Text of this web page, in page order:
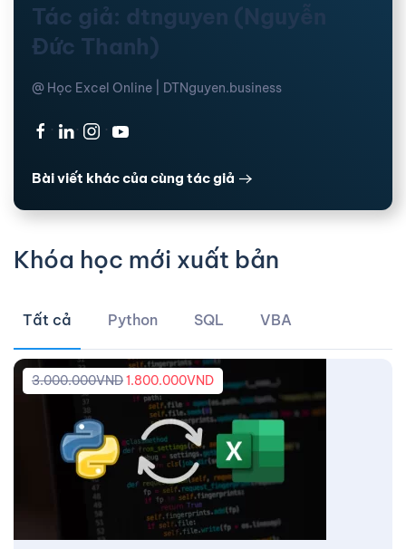
Tác giả: dtnguyen (Nguyễn
Đức Thanh)
@ Học Excel Online | DTNguyen.business
· · ·
Bài viết khác của cùng tác giả
Khóa học mới xuất bản
Tất cả Python SQL VBA
3.000.000VND1.800.000VND